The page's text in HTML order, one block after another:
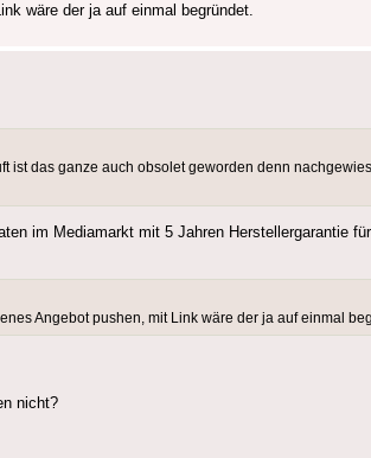
wäre der ja auf einmal begründet.
das ganze auch obsolet geworden denn
im Mediamarkt mit 5 Jahren Herstellergarantie
Angebot pushen, mit Link wäre der ja auf einmal
nicht?